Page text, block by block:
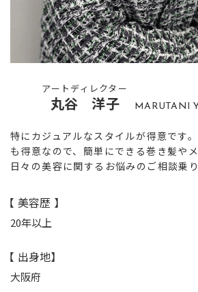
アートディレクター
丸谷 洋子 MARUTANI
特にカジュアルなスタイルが得意です
も得意なので、簡単にできる巻き髪や
日々の美容に関するお悩みのご相談乗
【 美容歴 】
20年以上
【 出身地】
大阪府